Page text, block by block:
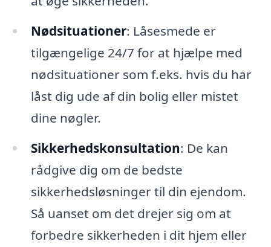
Nødsituationer: Låsesmede er
tilgængelige 24/7 for at hjælpe med
nødsituationer som f.eks. hvis du har
låst dig ude af din bolig eller mistet
dine nøgler.
Sikkerhedskonsultation: De kan
rådgive dig om de bedste
sikkerhedsløsninger til din ejendom.
Så uanset om det drejer sig om at
forbedre sikkerheden i dit hjem eller